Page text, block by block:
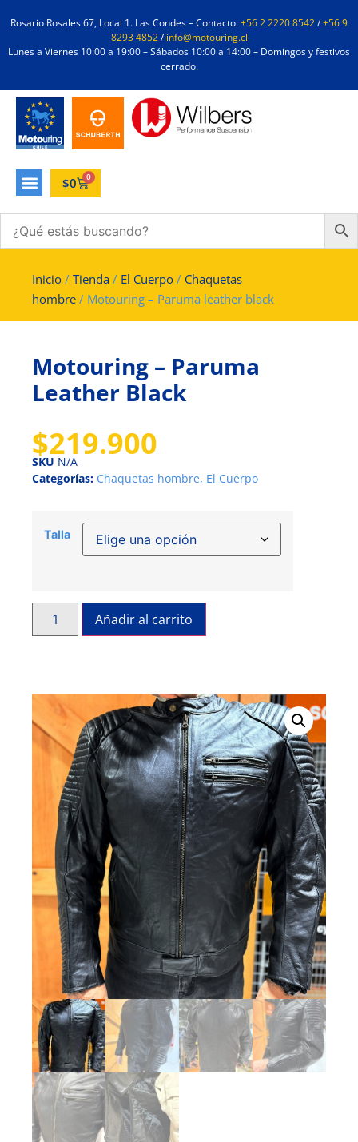
Rosario Rosales 67, Local 1. Las Condes – Contacto:+56 2 2220 8542/+56 9
8293 4852/info@motouring.cl
Lunes a Viernes 10:00 a 19:00 – Sábados 10:00 a 14:00 – Domingos y festivos
cerrado.
$0 0
Inicio / Tienda / El Cuerpo / Chaquetas
hombre / Motouring – Paruma leather black
Motouring – Paruma
Leather Black
$219.900
SKU N/A
Categorías: Chaquetas hombre, El Cuerpo
Talla
Añadir al carrito